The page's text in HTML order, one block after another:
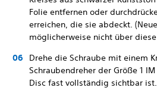
Folie entfernen oder
erreichen, die sie abdeckt.
möglicherweise nicht über
Drehe die Schraube mit einem
Schraubendreher der Größe 1 IM
Disc fast vollständig sichtbar ist.